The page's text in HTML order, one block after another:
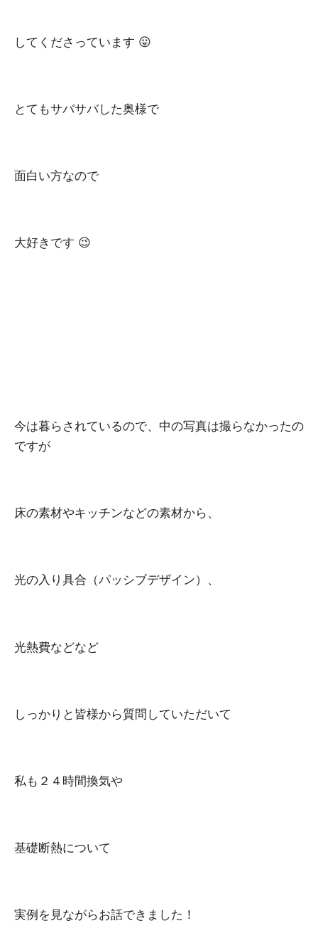
してくださっています 😛
とてもサバサバした奥様で
面白い方なので
大好きです 😉
今は暮らされているので、中の写真は撮らなかったの
ですが
床の素材やキッチンなどの素材から、
光の入り具合（パッシブデザイン）、
光熱費などなど
しっかりと皆様から質問していただいて
私も２４時間換気や
基礎断熱について
実例を見ながらお話できました！